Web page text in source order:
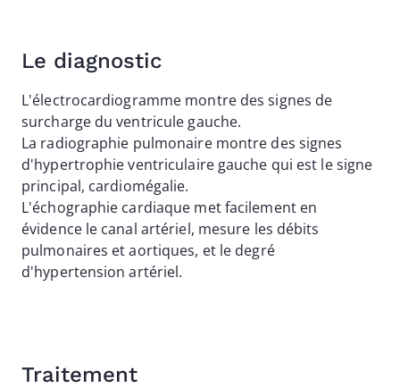
Le diagnostic
L'électrocardiogramme montre des signes de
surcharge du ventricule gauche.
La radiographie pulmonaire montre des signes
d'hypertrophie ventriculaire gauche qui est le signe
principal, cardiomégalie.
L'échographie cardiaque met facilement en
évidence le canal artériel, mesure les débits
pulmonaires et aortiques, et le degré
d'hypertension artériel.
Traitement